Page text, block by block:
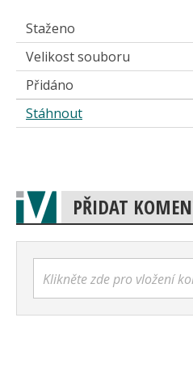
Staženo
Velikost souboru
Přidáno
Stáhnout
PŘIDAT
Klikněte zde pro vložení